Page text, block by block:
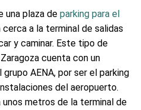
una plaza de parking para el
cerca a la terminal de salidas
y caminar. Este tipo de
cuenta con un
AENA, por ser el parking
del aeropuerto.
metros de la terminal de